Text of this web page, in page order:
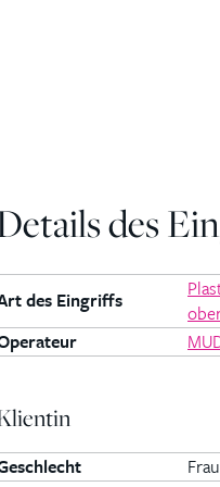
des
des Eingriffs
Frau